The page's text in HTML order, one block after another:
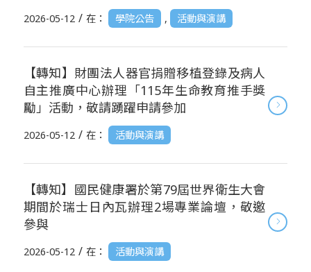
2026-05-12 / 在： 學院公告 , 活動與演講
【轉知】財團法人器官捐贈移植登錄及病人
自主推廣中心辦理「115年生命教育推手獎
勵」活動，敬請踴躍申請參加
2026-05-12 / 在： 活動與演講
【轉知】國民健康署於第79屆世界衛生大會
期間於瑞士日內瓦辦理2場專業論壇，敬邀
參與
2026-05-12 / 在： 活動與演講